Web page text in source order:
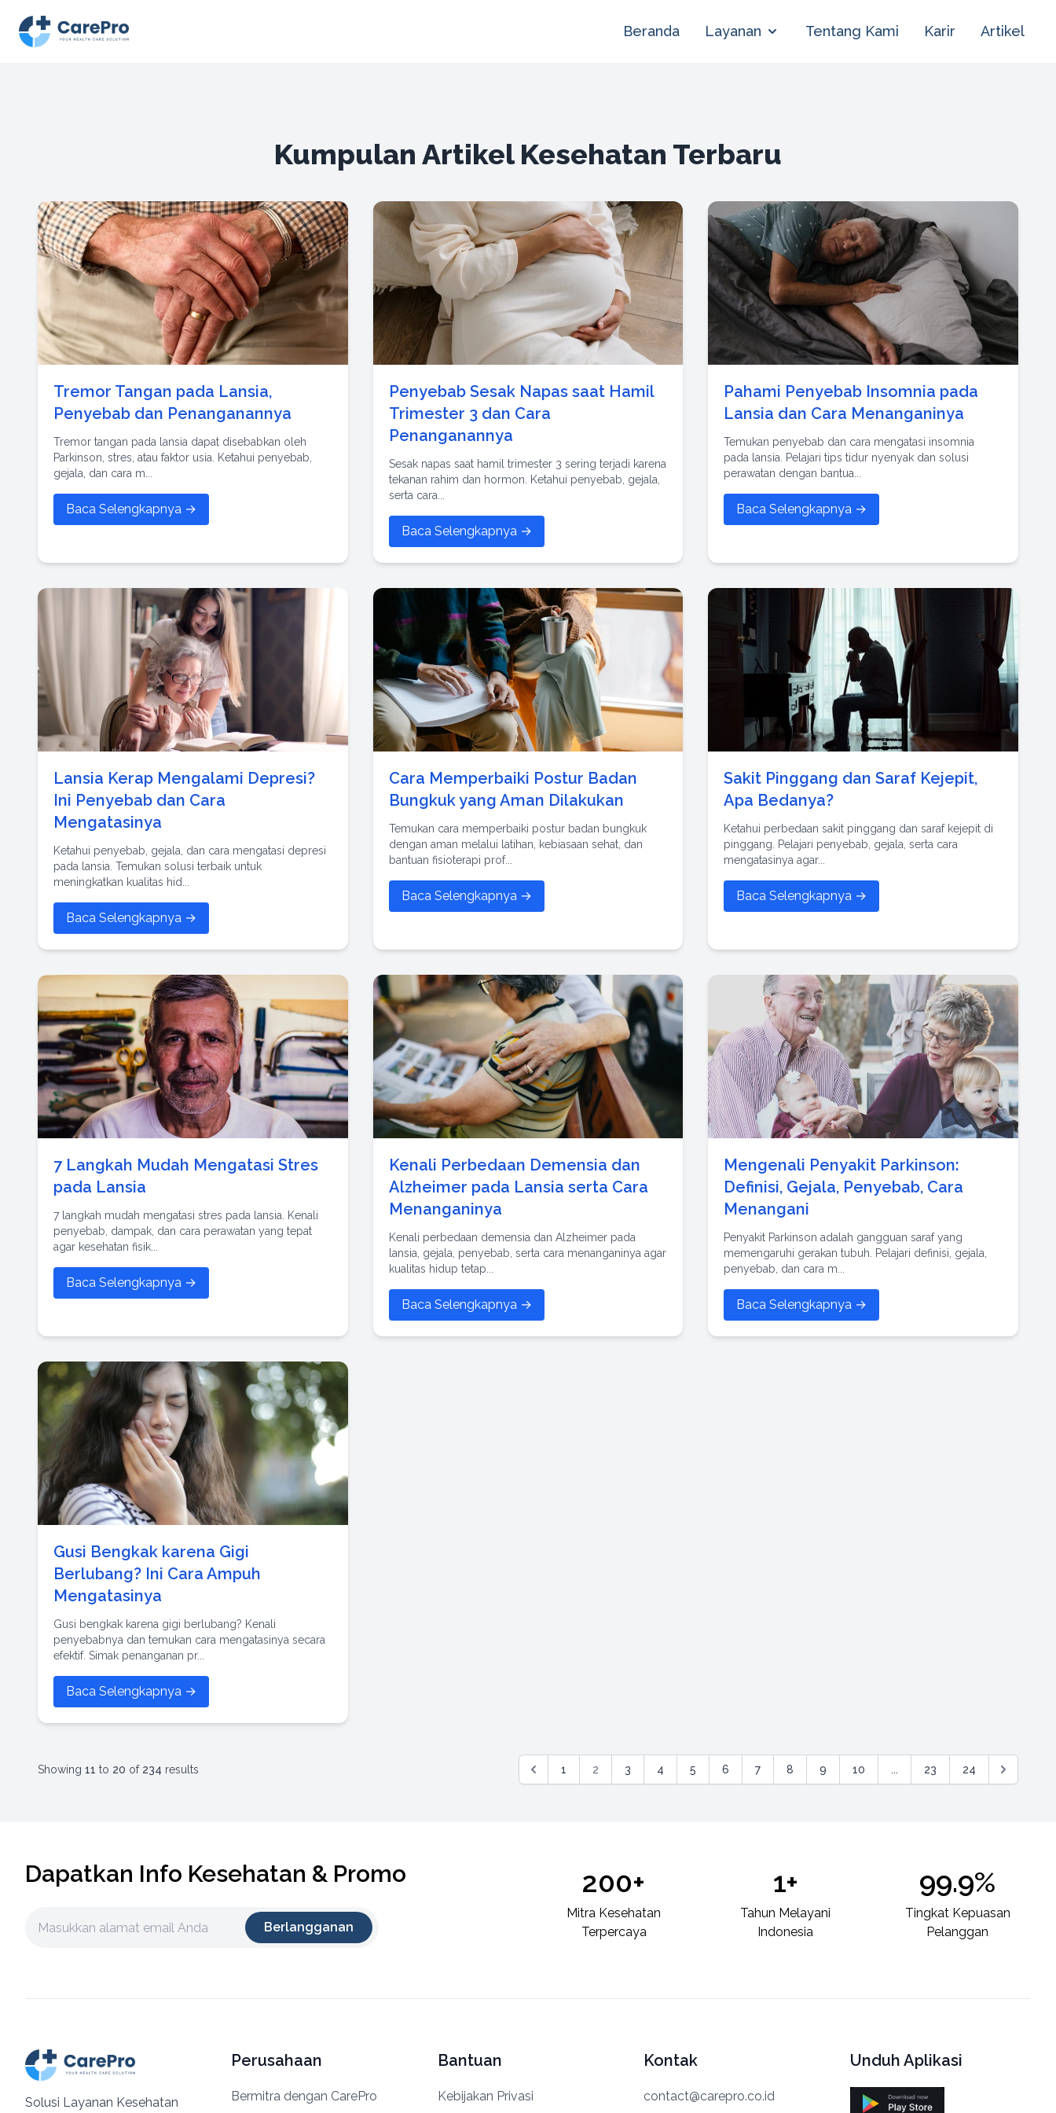
Beranda Layanan Tentang Kami Karir Artikel
Kumpulan Artikel Kesehatan Terbaru
Tremor Tangan pada Lansia,
Penyebab dan Penanganannya
Tremor tangan pada lansia dapat disebabkan oleh
Parkinson, stres, atau faktor usia. Ketahui penyebab,
gejala, dan cara m...
Baca Selengkapnya →
Penyebab Sesak Napas saat Hamil
Trimester 3 dan Cara
Penanganannya
Sesak napas saat hamil trimester 3 sering terjadi karena
tekanan rahim dan hormon. Ketahui penyebab, gejala,
serta cara...
Baca Selengkapnya →
Pahami Penyebab Insomnia pada
Lansia dan Cara Menanganinya
Temukan penyebab dan cara mengatasi insomnia
pada lansia. Pelajari tips tidur nyenyak dan solusi
perawatan dengan bantua...
Baca Selengkapnya →
Lansia Kerap Mengalami Depresi?
Ini Penyebab dan Cara
Mengatasinya
Ketahui penyebab, gejala, dan cara mengatasi depresi
pada lansia. Temukan solusi terbaik untuk
meningkatkan kualitas hid...
Baca Selengkapnya →
Cara Memperbaiki Postur Badan
Bungkuk yang Aman Dilakukan
Temukan cara memperbaiki postur badan bungkuk
dengan aman melalui latihan, kebiasaan sehat, dan
bantuan fisioterapi prof...
Baca Selengkapnya →
Sakit Pinggang dan Saraf Kejepit,
Apa Bedanya?
Ketahui perbedaan sakit pinggang dan saraf kejepit di
pinggang. Pelajari penyebab, gejala, serta cara
mengatasinya agar...
Baca Selengkapnya →
7 Langkah Mudah Mengatasi Stres
pada Lansia
7 langkah mudah mengatasi stres pada lansia. Kenali
penyebab, dampak, dan cara perawatan yang tepat
agar kesehatan fisik...
Baca Selengkapnya →
Kenali Perbedaan Demensia dan
Alzheimer pada Lansia serta Cara
Menanganinya
Kenali perbedaan demensia dan Alzheimer pada
lansia, gejala, penyebab, serta cara menanganinya agar
kualitas hidup tetap...
Baca Selengkapnya →
Mengenali Penyakit Parkinson:
Definisi, Gejala, Penyebab, Cara
Menangani
Penyakit Parkinson adalah gangguan saraf yang
memengaruhi gerakan tubuh. Pelajari definisi, gejala,
penyebab, dan cara m...
Baca Selengkapnya →
Gusi Bengkak karena Gigi
Berlubang? Ini Cara Ampuh
Mengatasinya
Gusi bengkak karena gigi berlubang? Kenali
penyebabnya dan temukan cara mengatasinya secara
efektif. Simak penanganan pr...
Baca Selengkapnya →
Showing 11 to 20 of 234 results 1 2 3 4 5 6 7 8 9 10 ... 23 24
Dapatkan Info Kesehatan & Promo
Berlangganan
200+
Mitra Kesehatan
Terpercaya
1+
Tahun Melayani
Indonesia
99.9%
Tingkat Kepuasan
Pelanggan
Solusi Layanan Kesehatan
Perusahaan
Bermitra dengan CarePro
Bantuan
Kebijakan Privasi
Kontak
contact@carepro.co.id
Unduh Aplikasi